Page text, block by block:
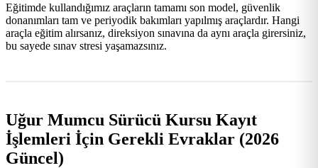
Eğitimde kullandığımız araçların tamamı son model, güvenlik
donanımları tam ve periyodik bakımları yapılmış araçlardır. Hangi
araçla eğitim alırsanız, direksiyon sınavına da aynı araçla girersiniz,
bu sayede sınav stresi yaşamazsınız.
Uğur Mumcu Sürücü Kursu Kayıt
İşlemleri İçin Gerekli Evraklar (2026
Güncel)